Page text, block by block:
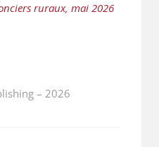
ruraux, mai 2026
– 2026